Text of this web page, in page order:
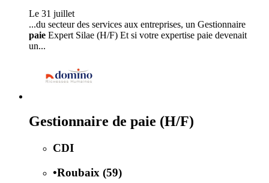
Le 31 juillet
...du secteur des services aux entreprises, un Gestionnaire
paie Expert Silae (H/F) Et si votre expertise paie devenait
un...
Gestionnaire de paie (H/F)
CDI
•Roubaix (59)